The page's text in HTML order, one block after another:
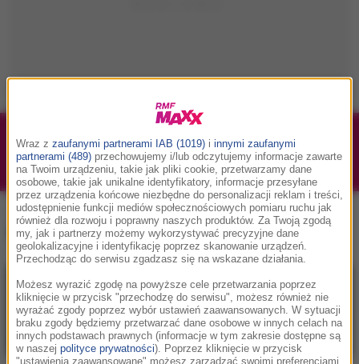
1/1 Podwójne bilety na Silesia Memoriał Kamili
Skolimowskiej 2026 - 23.08.2026
aplikacja mObywatel, tag:
Wraz z zaufanymi partnerami IAB (1019) i innymi zaufanymi
partnerami (489) przechowujemy i/lub odczytujemy informacje zawarte
na Twoim urządzeniu, takie jak pliki cookie, przetwarzamy dane
osobowe, takie jak unikalne identyfikatory, informacje przesyłane
przez urządzenia końcowe niezbędne do personalizacji reklam i treści,
udostępnienie funkcji mediów społecznościowych pomiaru ruchu jak
również dla rozwoju i poprawny naszych produktów. Za Twoją zgodą
my, jak i partnerzy możemy wykorzystywać precyzyjne dane
geolokalizacyjne i identyfikację poprzez skanowanie urządzeń.
Przechodząc do serwisu zgadzasz się na wskazane działania.
Możesz wyrazić zgodę na powyższe cele przetwarzania poprzez
kliknięcie w przycisk "przechodzę do serwisu", możesz również nie
wyrażać zgody poprzez wybór ustawień zaawansowanych. W sytuacji
braku zgody będziemy przetwarzać dane osobowe w innych celach na
innych podstawach prawnych (informacje w tym zakresie dostępne są
w naszej polityce prywatności). Poprzez kliknięcie w przycisk